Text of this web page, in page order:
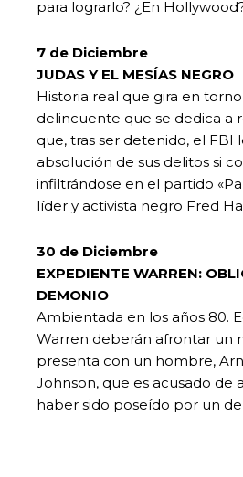
para lograrlo? ¿En
7 de Diciembre
JUDAS Y EL MESÍAS NEGRO
Historia real que gira en
delincuente que se dedica a
que, tras ser detenido, el FBI
absolución de sus delitos si
infiltrándose en el partido
líder y activista negro Fred
30 de Diciembre
EXPEDIENTE WARREN:
DEMONIO
Ambientada en los años 80.
Warren deberán afrontar un
presenta con un hombre,
Johnson, que es acusado de
haber sido poseído por un